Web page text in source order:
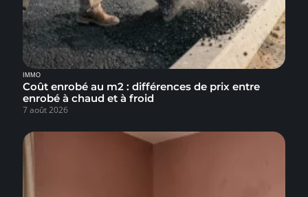
IMMO
Coût enrobé au m2 : différences de prix entre
enrobé à chaud et à froid
7 août 2026